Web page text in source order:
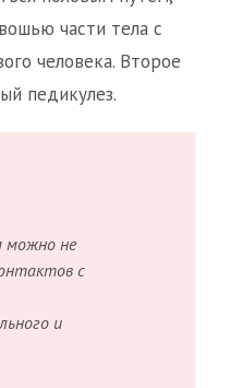
части тела с
человека. Второе
педикулез.
можно не
с
и